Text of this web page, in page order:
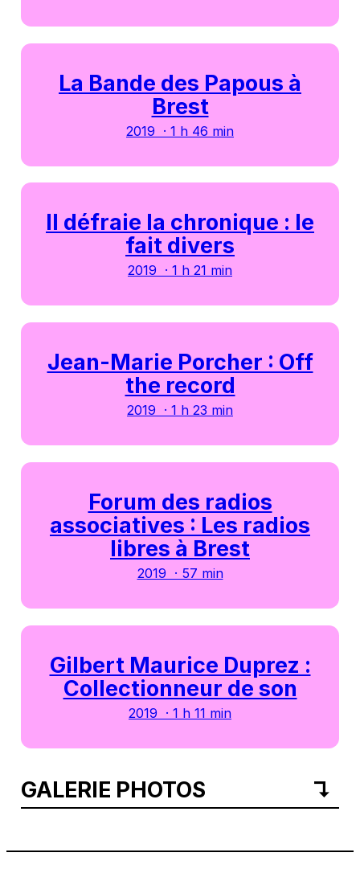
La Bande des Papous à
Brest
2019 · 1 h 46 min
Il défraie la chronique : le
fait divers
2019 · 1 h 21 min
Jean-Marie Porcher : Off
the record
2019 · 1 h 23 min
Forum des radios
associatives : Les radios
libres à Brest
2019 · 57 min
Gilbert Maurice Duprez :
Collectionneur de son
2019 · 1 h 11 min
GALERIE PHOTOS